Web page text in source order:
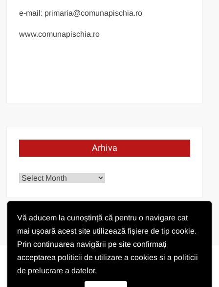
Vă aducem la cunoștință că pentru o navigare cat
mai ușoară acest site utilizează fișiere de tip cookie.
Prin continuarea navigării pe site confirmați
acceptarea politicii de utilizare a cookies si a politicii
de prelucrare a datelor.
e-mail: primaria@comunapischia.ro
www.comunapischia.ro
Arhiva
Arhiva
Vremea în Pișchia